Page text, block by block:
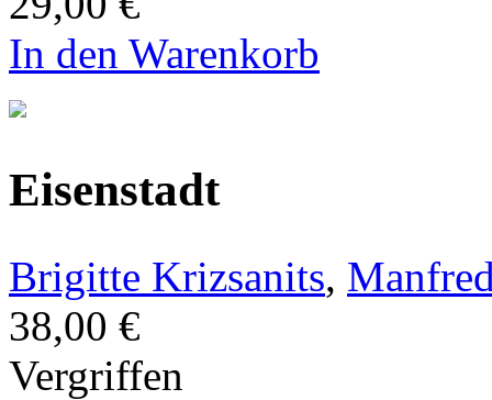
In den Warenkorb
Eisenstadt
Brigitte Krizsanits,
38,00 €
Vergriffen